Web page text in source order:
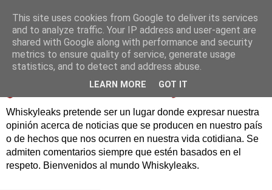
Whiskyleaks pretende ser un lugar donde expresar nuestra
opinión acerca de noticias que se producen en nuestro país
o de hechos que nos ocurren en nuestra vida cotidiana. Se
admiten comentarios siempre que estén basados en el
respeto. Bienvenidos al mundo Whiskyleaks.
This site uses cookies from Google to deliver its services
and to analyze traffic. Your IP address and user-agent are
shared with Google along with performance and security
metrics to ensure quality of service, generate usage
statistics, and to detect and address abuse.
LEARN MORE GOT IT